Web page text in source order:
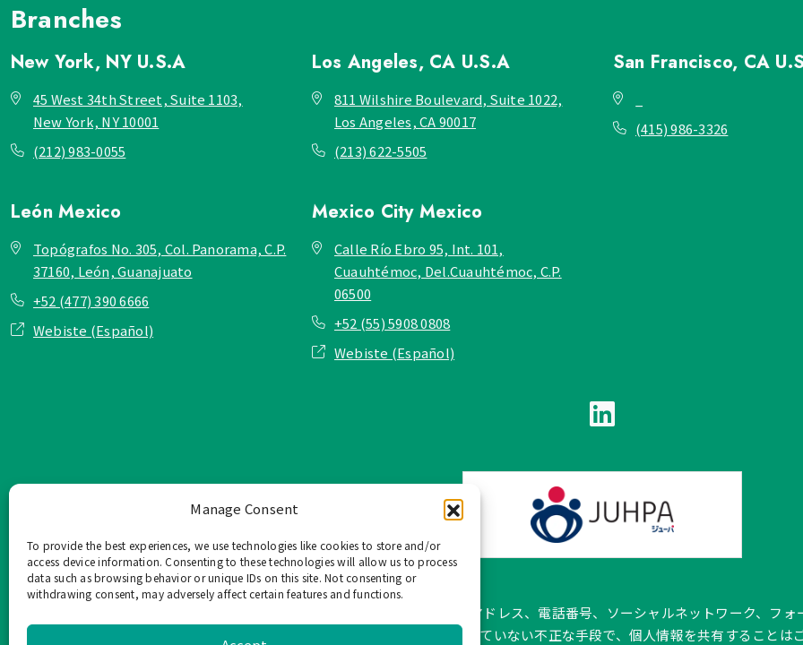
Manage Consent
To provide the best experiences, we use technologies like cookies to store and/or
access device information. Consenting to these technologies will allow us to process
data such as browsing behavior or unique IDs on this site. Not consenting or
withdrawing consent, may adversely affect certain features and functions.
Branches
New York, NY U.S.A
45 West 34th Street, Suite 1103,
New York, NY 10001
(212) 983-0055
Los Angeles, CA U.S.A
811 Wilshire Boulevard, Suite 1022,
Los Angeles, CA 90017
(213) 622-5505
San Francisco, CA
(415) 986-3326
LeónMexico
Topógrafos No. 305, Col. Panorama, C.P.
37160, León, Guanajuato
+52 (477) 390 6666
Webiste (Español)
Mexico City Mexico
Calle Río Ebro 95, Int. 101,
Cuauhtémoc, Del.Cuauhtémoc, C.P.
06500
+52 (55) 5908 0808
Webiste (Español)
TOP Group または TOP en Español では、公式メールアドレス、電話番号、ソーシャルネットワーク、フォ
このウェブサイトに記載されていない不正な手段で、個人情報を共有することは